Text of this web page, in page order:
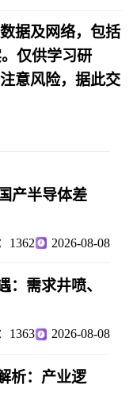
据及网络，包括
仅供学习研
意风险，据此交
产半导体差
1362 2026-08-08
：需求井喷、
1363 2026-08-08
析：产业逻